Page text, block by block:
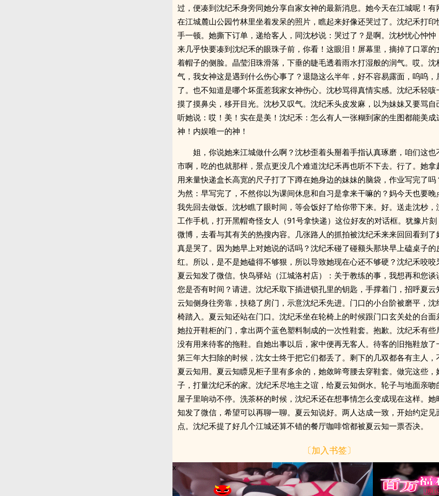
过，便凑到沈纪禾身旁同她分享自家女神的最新消息。她今天在江城呢！有
在江城麓山公园竹林里坐着发呆的照片，瞧起来好像还哭过了。沈纪禾打印
手一顿。她撕下订单，递给客人，同沈杪说：哭过了？是啊。沈杪忧心忡忡
来几乎快要凑到沈纪禾的眼珠子前，你看！这眼泪！屏幕里，摘掉了口罩的
着帽子的侧脸。晶莹泪珠滑落，下垂的睫毛透着雨水打湿般的润气。哎。沈
气，我女神这是遇到什么伤心事了？退隐这么半年，好不容易露面，呜呜，
了。也不知道是哪个坏蛋惹我家女神伤心。沈杪骂得真情实感。沈纪禾轻咳
摸了摸鼻尖，移开目光。沈杪又叹气。沈纪禾头皮发麻，以为妹妹又要骂自
听她说：哎！美！实在是美！沈纪禾：怎么有人一张糊到家的生图都能美成
神！内娱唯一的神！
姐，你说她来江城做什么啊？沈杪歪着头掰着手指认真琢磨，咱们这也
市啊，吃的也就那样，景点更没几个难道沈纪禾再也听不下去。行了。她拿
用来量快递盒长高宽的尺子打了下蹲在她身边的妹妹的脑袋，作业写完了吗
为然：早写完了，不然你以为课间休息和自习是拿来干嘛的？妈今天也要晚
我先回去做饭。沈杪瞧了眼时间，等会饭好了给你带下来。好。送走沈杪，
工作手机，打开黑帽奇怪女人（91号拿快递）这位好友的对话框。犹豫片
微博，去看与其有关的热搜内容。几张路人的抓拍被沈纪禾来来回回看到了
真是哭了。因为她早上对她说的话吗？沈纪禾碰了碰额头那块早上磕桌子的
红。所以，是不是她磕得不够狠，所以导致她现在心还不够硬？沈纪禾咬咬
夏云知发了微信。快鸟驿站（江城洛村店）：关于教练的事，我想再和您谈
您是否有时间？请进。沈纪禾取下插进锁孔里的钥匙，手撑着门，招呼夏云
云知侧身往旁靠，扶稳了房门，示意沈纪禾先进。门口的小台阶被磨平，沈
椅踏入。夏云知还站在门口。沈纪禾坐在轮椅上的时候跟门口玄关处的台面
她拉开鞋柜的门，拿出两个蓝色塑料制成的一次性鞋套。抱歉。沈纪禾有些
没有用来待客的拖鞋。自她出事以后，家中便再无客人。待客的旧拖鞋放了
第三年大扫除的时候，沈女士终于把它们都丢了。剩下的几双都各有主人，
夏云知用。夏云知瞟见柜子里有多余的，她敛眸弯腰去穿鞋套。做完这些，
子，打量沈纪禾的家。沈纪禾尽地主之谊，给夏云知倒水。轮子与地面亲吻
屋子里响动不停。洗茶杯的时候，沈纪禾还在想事情怎么变成现在这样。她
知发了微信，希望可以再聊一聊。夏云知说好。两人达成一致，开始约定见
点。沈纪禾提了好几个江城还算不错的餐厅咖啡馆都被夏云知一票否决。
〔加入书签〕
x